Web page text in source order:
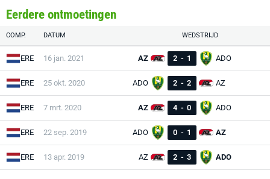
Eerdere ontmoetingen
COMP. DATUM WEDSTRIJD
ERE 16 jan. 2021 AZ 2 - 1 ADO
ERE 25 okt. 2020 ADO 2 - 2 AZ
ERE 7 mrt. 2020 AZ 4 - 0 ADO
ERE 22 sep. 2019 ADO 0 - 1 AZ
ERE 13 apr. 2019 AZ 2 - 3 ADO